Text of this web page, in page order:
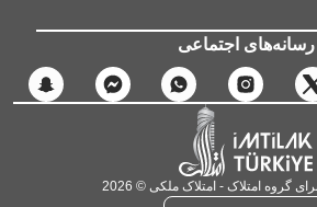
رسانه‌های اجتماعی
گروه امتلاک - امتلاک ملکی © 2026